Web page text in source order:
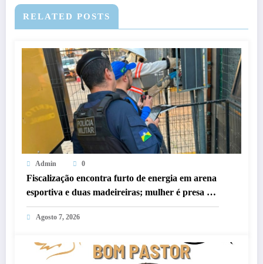
RELATED POSTS
Admin 0
Fiscalização encontra furto de energia em arena
esportiva e duas madeireiras; mulher é presa em
Porto Velho
Agosto 7, 2026